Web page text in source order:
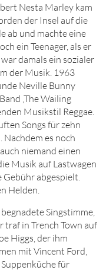
Nesta Marley kam
der Insel auf die
ab und machte eine
ein Teenager, als er
damals ein sozialer
der Musik. 1963
Neville Bunny
‚The Wailing
Musikstil Reggae.
Songs für zehn
es noch
niemand einen
Musik auf Lastwagen
abgespielt.
Helden.
Singstimme,
traf in Trench Town auf
Higgs, der ihm
mit Vincent Ford,
für